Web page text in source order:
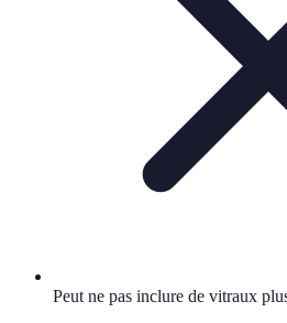
Peut ne pas inclure de vitraux